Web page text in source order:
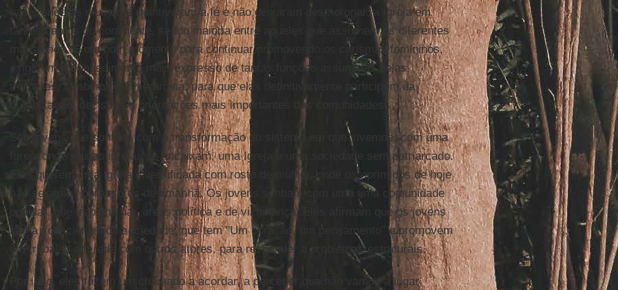
base, onde as mulheres mantiveram a fé e não deixaram desmoronar. a Igreja em
tantos cantos do continente, sendo maioria entre aqueles que assumem os diferentes
ministérios. É um bom momento para continuar promovendo os carismas femininos,
exigir um reconhecimento mais expresso de tantas funções assumidas pelas
mulheres, também pela hierarquia, para que elas definitivamente participem da
organização, decisões e orientações mais importantes das comunidades.
São jovens que sonham com a transformação do sistema em que vivemos, com uma
Igreja onde muitas igrejas se encaixam, uma Igreja e uma sociedade sem patriarcado.
Eles querem uma Igreja diversificada com rosto de mulher, onde os oprimidos de hoje
não sejam os opressores de amanhã. Os jovens sonham com uma uma comunidade
popular, que trabalha nas áreas política e de vizinhança. Eles afirmam que os jovens
são a consciência da sociedade, que tem "Um coração, um pensamento" e promovem
um trabalho em rede com outros atores, para responder a problemas estruturais.
Por isso, eles fazem um chamado a acordar, a perceber que não vamos a lugar